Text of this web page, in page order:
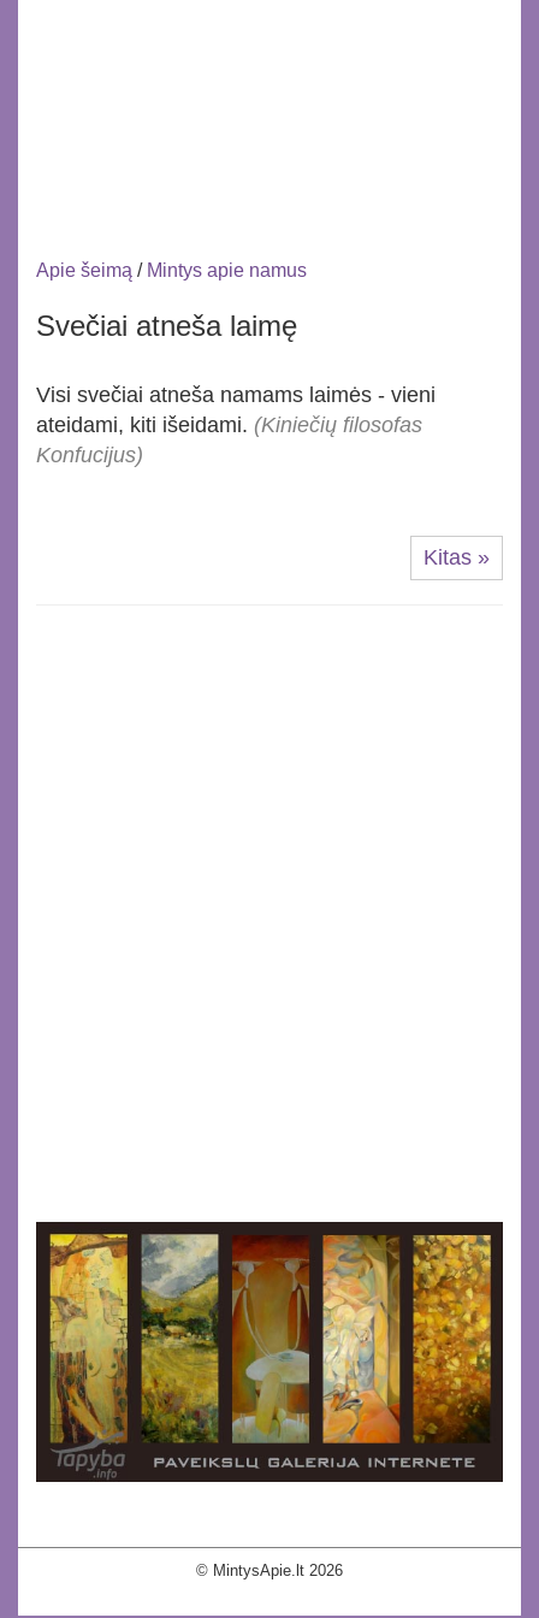
Apie šeimą / Mintys apie namus
Svečiai atneša laimę
Visi svečiai atneša namams laimės - vieni
ateidami, kiti išeidami. (Kiniečių filosofas
Konfucijus)
Kitas »
© MintysApie.lt 2026